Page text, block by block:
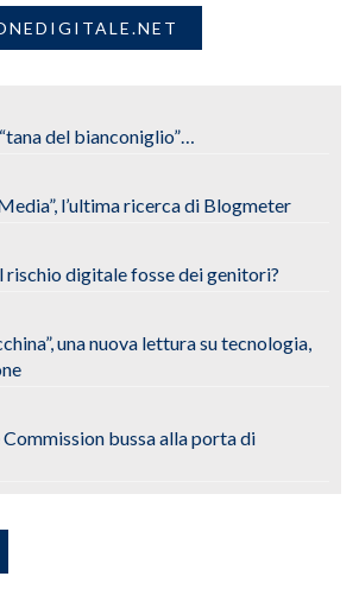
del bianconiglio”…
l’ultima ricerca di Blogmeter
rischio digitale fosse dei genitori?
una nuova lettura su tecnologia,
Commission bussa alla porta di